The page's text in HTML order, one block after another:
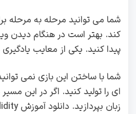
شما می توانید مرحله به مرحله
کند. بهتر است در هنگام دیدن
پیدا کنید. یکی از معایب
شما با ساختن این بازی نمی
ای را تولید کنید. اگر در این
زبان بپردازید. دانلود آموزش solidity در وب سایت معرفی شده دارای نکات حیاتی زیادی می باشد.